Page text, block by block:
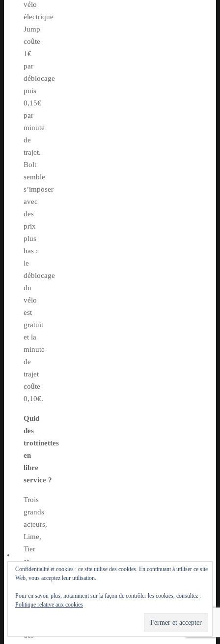
vélo
électrique
Jump
coûte
1€
par
déblocage
puis
0,15€
par
minute
de
trajet.
Bolt
semble
s’imposer
avec
des
prix
plus
bas :
le
déblocage
du
vélo
est
gratuit
et la
minute
de
trajet
coûte
0,10€.
Quid
des
trottinettes
en
libre
service ?
Trois
grands
acteurs,
Lime,
Tier
et
Dott,
autorisés
des
Confidentialité et cookies : ce site utilise des cookies. En continuant à utiliser ce site
Web, vous acceptez leur utilisation.
Pour en savoir plus, notamment sur la façon de contrôler les cookies, consultez :
Politique relative aux cookies